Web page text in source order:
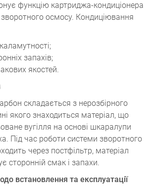
функцію картриджа-кондиціонера
осмосу. Кондиціювання
запахів;
якостей.
складається з нерозбірного
якого знаходиться матеріал, що
вугілля на основі шкаралупи
Під час роботи системи зворотного
через постфільтр, матеріал
сторонній смак і запахи.
встановлення та експлуатації